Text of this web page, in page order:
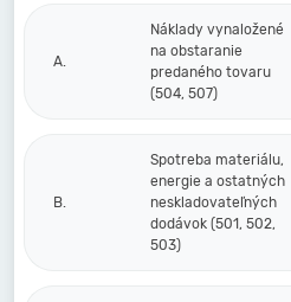
A.
Náklady vynaložené
na obstaranie
predaného tovaru
(504, 507)
B.
Spotreba materiálu,
energie a ostatných
neskladovateľných
dodávok (501, 502,
503)